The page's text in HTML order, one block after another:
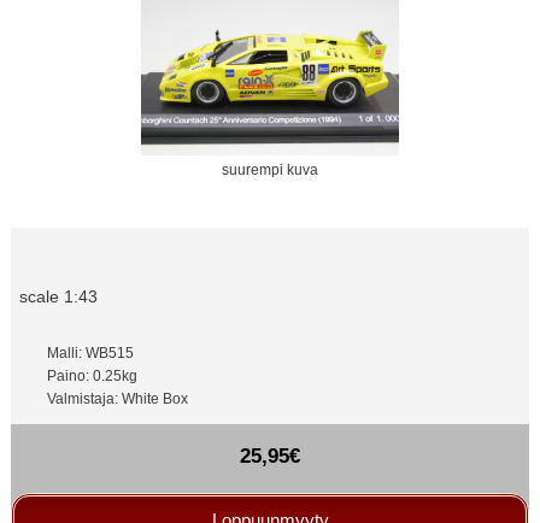
suurempi kuva
scale 1:43
Malli: WB515
Paino: 0.25kg
Valmistaja: White Box
25,95€